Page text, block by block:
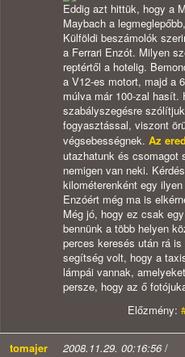
Eddig azt hittük, hogy a
Maybach a
Külföldi beszámolók
a Ferrari Enzót. Milyen
reptértől a hotelig.
a V12-es motort, majd a
múlva már 100-zal hasít.
szabályszegésre
fogyasztással, viszont
végsebességnek. Az
utazhatunk és csomagot
nemigen van neki.
kilométerenként egy
Enzóért még ma is
Még jó, hogy ez csak
bennünk a több helyen
perces keresés után rá
segítség volt, hogy a
lámpái vannak,
persze, hogy az ő
Előzmény:
tomajer 2008.11.29. 00:16:56/